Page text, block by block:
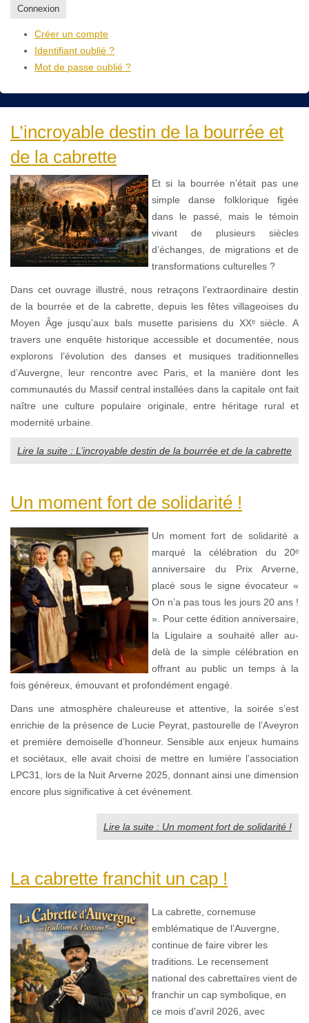
Connexion
Créer un compte
Identifiant oublié ?
Mot de passe oublié ?
L’incroyable destin de la bourrée et
de la cabrette
Et si la bourrée n’était pas une
simple danse folklorique figée
dans le passé, mais le témoin
vivant de plusieurs siècles
d’échanges, de migrations et de
transformations culturelles ?
Dans cet ouvrage illustré, nous retraçons l’extraordinaire destin
de la bourrée et de la cabrette, depuis les fêtes villageoises du
Moyen Âge jusqu’aux bals musette parisiens du XXᵉ siècle. A
travers une enquête historique accessible et documentée, nous
explorons l’évolution des danses et musiques traditionnelles
d’Auvergne, leur rencontre avec Paris, et la manière dont les
communautés du Massif central installées dans la capitale ont fait
naître une culture populaire originale, entre héritage rural et
modernité urbaine.
Lire la suite : L’incroyable destin de la bourrée et de la cabrette
Un moment fort de solidarité !
Un moment fort de solidarité a
marqué la célébration du 20ᵉ
anniversaire du Prix Arverne,
placé sous le signe évocateur «
On n’a pas tous les jours 20 ans !
». Pour cette édition anniversaire,
la Ligulaire a souhaité aller au-
delà de la simple célébration en
offrant au public un temps à la
fois généreux, émouvant et profondément engagé.
Dans une atmosphère chaleureuse et attentive, la soirée s’est
enrichie de la présence de Lucie Peyrat, pastourelle de l’Aveyron
et première demoiselle d’honneur. Sensible aux enjeux humains
et sociétaux, elle avait choisi de mettre en lumière l’association
LPC31, lors de la Nuit Arverne 2025, donnant ainsi une dimension
encore plus significative à cet événement.
Lire la suite : Un moment fort de solidarité !
La cabrette franchit un cap !
La cabrette, cornemuse
emblématique de l’Auvergne,
continue de faire vibrer les
traditions. Le recensement
national des cabrettaïres vient de
franchir un cap symbolique, en
ce mois d'avril 2026, avec